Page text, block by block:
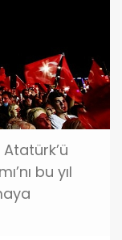
Atatürk’ü
bu yıl